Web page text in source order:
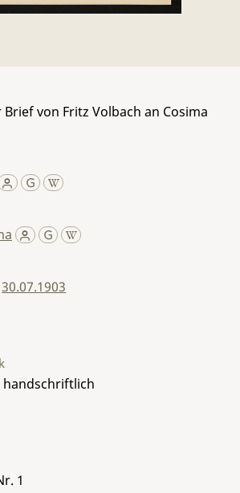
von Fritz Volbach an Cosima
30.07.1903
handschriftlich
1